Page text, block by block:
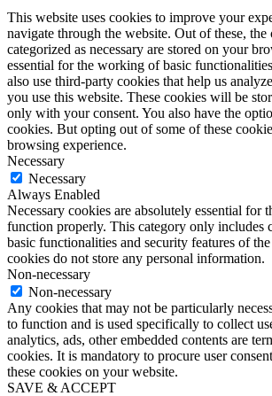
This website uses cookies to improve your
navigate through the website. Out of these, the
categorized as necessary are stored on your
essential for the working of basic
also use third-party cookies that help us
you use this website. These cookies will be
only with your consent. You also have the
cookies. But opting out of some of these
browsing experience.
Necessary
Necessary
Always Enabled
Necessary cookies are absolutely essential for
function properly. This category only includes
basic functionalities and security features of
cookies do not store any personal information.
Non-necessary
Non-necessary
Any cookies that may not be particularly
to function and is used specifically to collect
analytics, ads, other embedded contents are
cookies. It is mandatory to procure user
these cookies on your website.
SAVE & ACCEPT